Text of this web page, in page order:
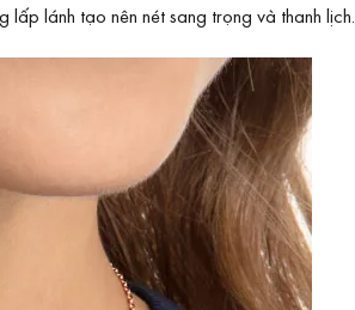
lánh tạo nên nét sang trọng và thanh lịch.